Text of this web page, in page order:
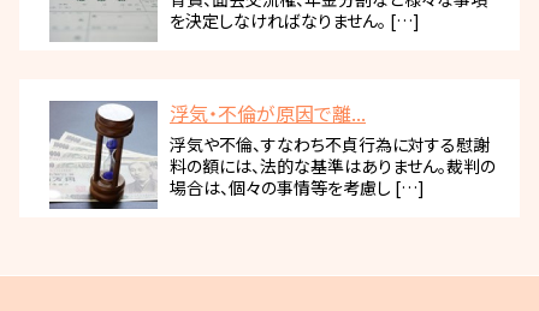
を決定しなければなりません。 […]
浮気・不倫が原因で離...
浮気や不倫、すなわち不貞行為に対する慰謝
料の額には、法的な基準はありません。裁判の
場合は、個々の事情等を考慮し […]